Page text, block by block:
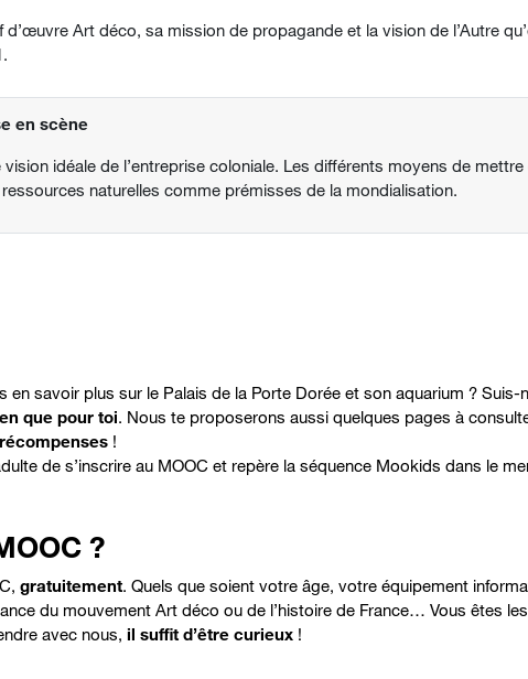
d’œuvre Art déco, sa mission de propagande et la vision de l’Autre
en scène
idéale de l’entreprise coloniale. Les différents moyens de
naturelles comme prémisses de la mondialisation.
en savoir plus sur le Palais de la Porte Dorée et son aquarium ? Suis-
que pour toi. Nous te proposerons aussi quelques pages à
!
de s’inscrire au MOOC et repère la séquence Mookids dans le
?
gratuitement. Quels que soient votre âge, votre équipement
du mouvement Art déco ou de l’histoire de France… Vous êtes
avec nous, il suffit d’être curieux!